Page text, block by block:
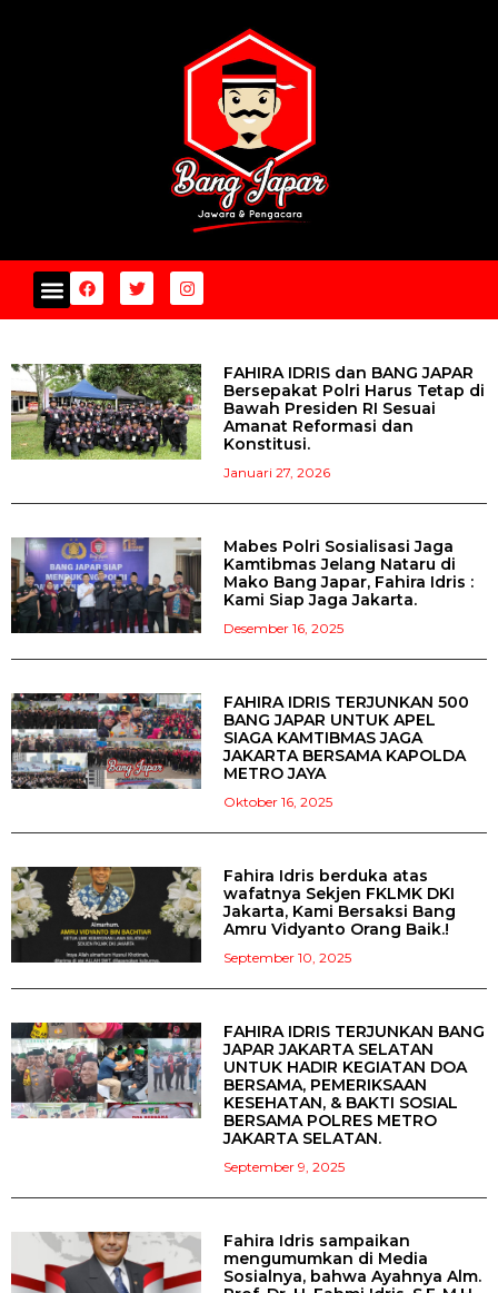
FAHIRA IDRIS dan BANG JAPAR
Bersepakat Polri Harus Tetap di
Bawah Presiden RI Sesuai
Amanat Reformasi dan
Konstitusi.
Januari 27, 2026
Mabes Polri Sosialisasi Jaga
Kamtibmas Jelang Nataru di
Mako Bang Japar, Fahira Idris :
Kami Siap Jaga Jakarta.
Desember 16, 2025
FAHIRA IDRIS TERJUNKAN 500
BANG JAPAR UNTUK APEL
SIAGA KAMTIBMAS JAGA
JAKARTA BERSAMA KAPOLDA
METRO JAYA
Oktober 16, 2025
Fahira Idris berduka atas
wafatnya Sekjen FKLMK DKI
Jakarta, Kami Bersaksi Bang
Amru Vidyanto Orang Baik.!
September 10, 2025
FAHIRA IDRIS TERJUNKAN BANG
JAPAR JAKARTA SELATAN
UNTUK HADIR KEGIATAN DOA
BERSAMA, PEMERIKSAAN
KESEHATAN, & BAKTI SOSIAL
BERSAMA POLRES METRO
JAKARTA SELATAN.
September 9, 2025
Fahira Idris sampaikan
mengumumkan di Media
Sosialnya, bahwa Ayahnya Alm.